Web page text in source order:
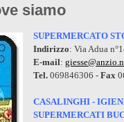
siamo
SUPERMERCATO
Indirizzo: Via Adua
E-mail:
Tel. 069846306 - Fax
CASALINGHI -
SUPERMERCATI